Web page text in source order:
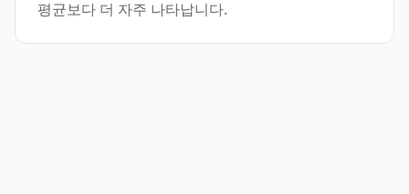
평균보다 더 자주 나타납니다.